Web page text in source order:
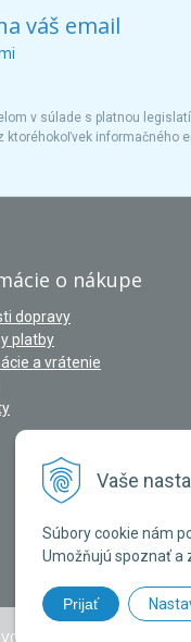
Vaše
Súbory cookie nám
Umožňujú spoznať a
Prijať
váš email
v súlade s platnou
ktoréhokoľvek informačného
o nákupe
dopravy
platby
a vrátenie
| Slovenský výrobca